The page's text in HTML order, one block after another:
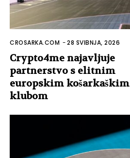
CROSARKA.COM -28 SVIBNJA, 2026
Crypto4me najavljuje
partnerstvo s elitnim
europskim košarkaškim
klubom